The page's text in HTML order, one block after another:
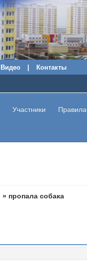
Видео Контакты
Участники Правила
» пропала собака